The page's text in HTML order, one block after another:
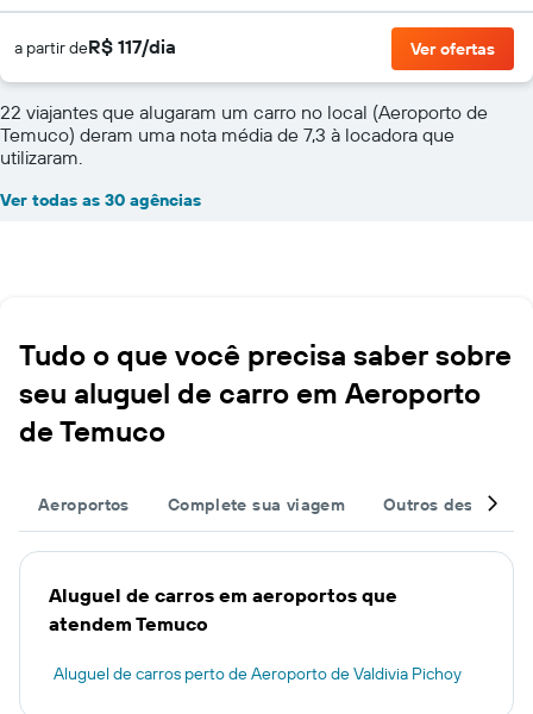
a partir deR$ 117/dia Ver ofertas
22 viajantes que alugaram um carro no local (Aeroporto de
Temuco) deram uma nota média de 7,3 à locadora que
utilizaram.
Ver todas as 30 agências
Tudo o que você precisa saber sobre
seu aluguel de carro em Aeroporto
de Temuco
Aeroportos Complete sua viagem Outros destinos
Aluguel de carros em aeroportos que
atendem Temuco
Aluguel de carros perto de Aeroporto de Valdivia Pichoy